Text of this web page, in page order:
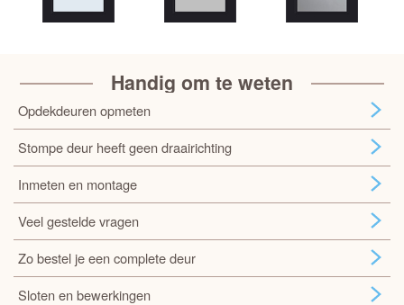
Handig om te weten
Opdekdeuren opmeten
Stompe deur heeft geen draairichting
Inmeten en montage
Veel gestelde vragen
Zo bestel je een complete deur
Sloten en bewerkingen